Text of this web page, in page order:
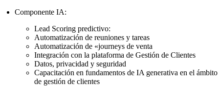
Componente IA:
Lead Scoring predictivo:
Automatización de reuniones y tareas
Automatización de «journeys de venta
Integración con la plataforma de Gestión de Clientes
Datos, privacidad y seguridad
Capacitación en fundamentos de IA generativa en el ámbito
de gestión de clientes